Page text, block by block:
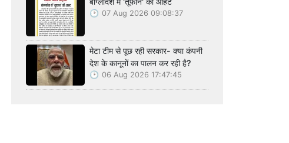
07 Aug 2026 09:08:37
मेटा टीम से पूछ रही सरकार- क्या कंपनी
देश के कानूनों का पालन कर रही है?
06 Aug 2026 17:47:45